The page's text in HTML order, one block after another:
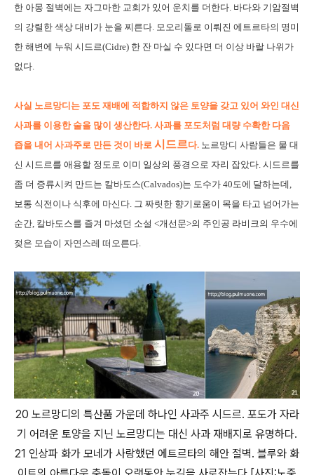
한 아몽 절벽에는 자그마한 교회가 있어 운치를 더한다. 바다와 기암절벽
의 강렬한 색상 대비가 눈을 찌른다. 모오리돌로 이뤄진 에트르타의 명미
한 해변에 누워 시드르(Cidre) 한 잔 마실 수 있다면 더 이상 바랄 나위가
없다.
사실 노르망디는 포도 재배에 적합하지 않은 토양을 갖고 있어 와인 대신
사과를 이용한 술을 많이 생산한다. 사과를 포도처럼 대량 수확한 다음
즙을 내어 사과주로 만든 것이 바로 시드르다. 노르망디 사람들은 물 대
신 시드르를 애용할 정도로 이미 일상의 풍경으로 자리 잡았다. 시드르를
좀 더 증류시켜 만드는 칼바도스(Calvados)는 도수가 40도에 달하는데,
보통 식전이나 식후에 마신다. 그 짜릿한 향기로움이 목을 타고 넘어가는
순간, 칼바도스를 즐겨 마셨던 소설 <개선문>의 주인공 라비크의 우수에
젖은 모습이 자연스레 떠오른다.
20 노르망디의 특산품 가운데 하나인 사과주 시드르. 포도가 자라
기 어려운 토양을 지닌 노르망디는 대신 사과 재배지로 유명하다.
21 인상파 화가 모네가 사랑했던 에트르타의 해안 절벽. 블루와 화